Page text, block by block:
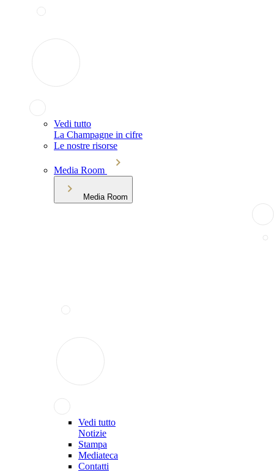
Vedi tutto
La Champagne in cifre
Le nostre risorse
Media Room
Media Room
Vedi tutto
Notizie
Stampa
Mediateca
Contatti